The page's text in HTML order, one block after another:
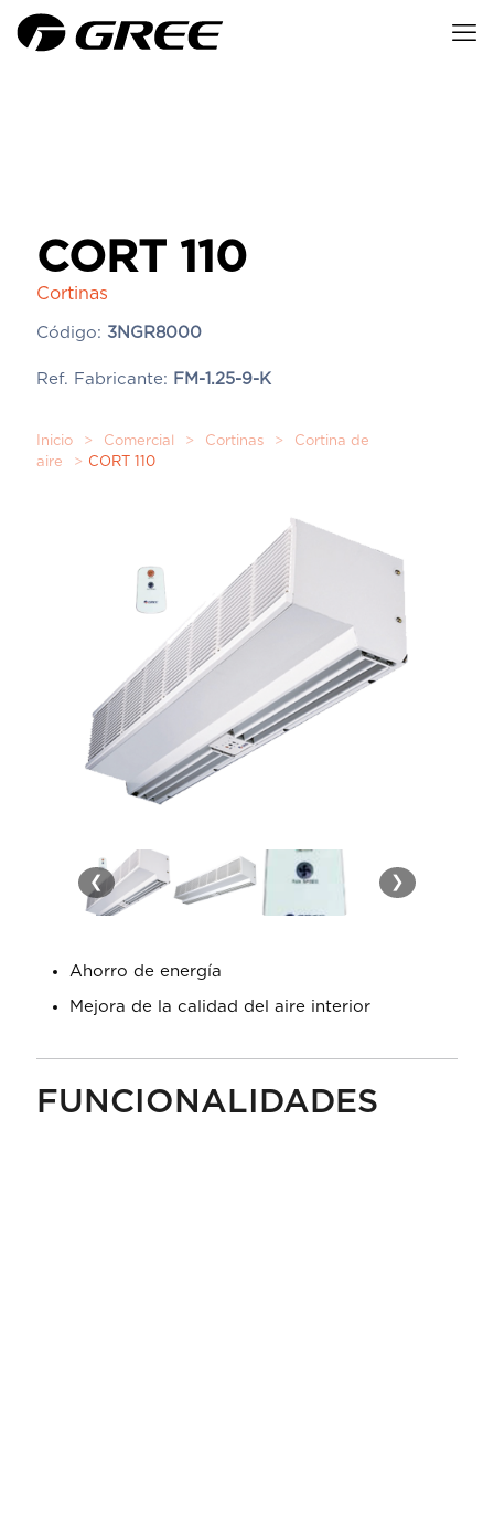
CORT 110
Cortinas
Código: 3NGR8000
Ref. Fabricante: FM-1.25-9-K
Inicio > Comercial > Cortinas >
Cortina de
aire
> CORT 110
❮ ❯
Ahorro de energía
Mejora de la calidad del aire interior
FUNCIONALIDADES